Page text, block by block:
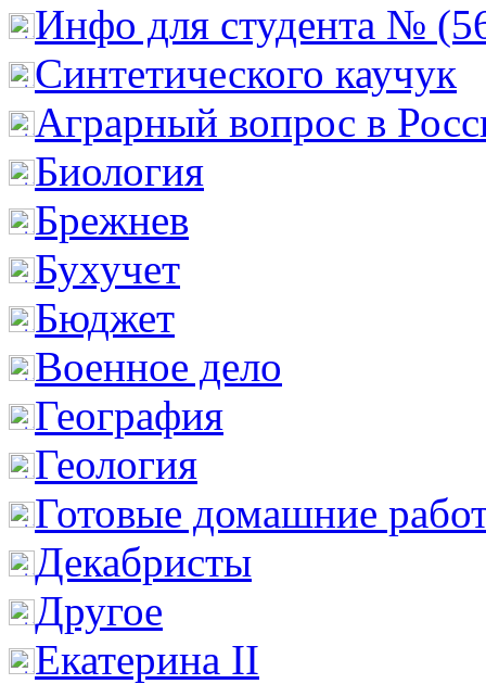
Инфо для студента №
Cинтетического каучук
Аграрный вопрос в
Биология
Брежнев
Бухучет
Бюджет
Военное дело
География
Геология
Готовые домашние
Декабристы
Другое
Екатерина II